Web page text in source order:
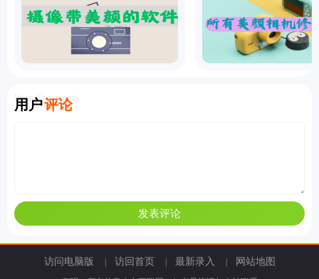
用户评论
User Comments
访问电脑版 | 访回首页 | 最新录入 | 网站地图